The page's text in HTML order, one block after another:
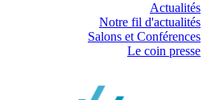
Actualités
Notre fil d'actualités
Salons et Conférences
Le coin presse